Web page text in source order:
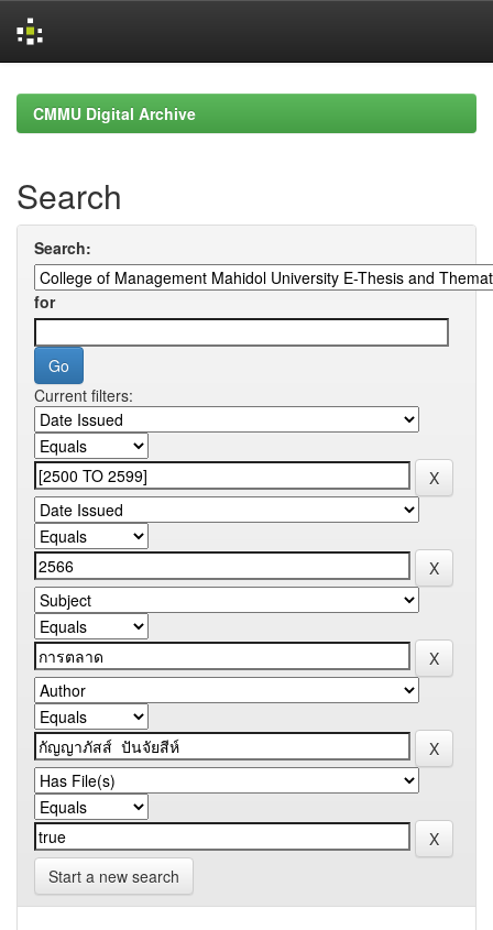
navigationCMMU Digital Archive
Search
Search:
for
Current filters:
Start a new search